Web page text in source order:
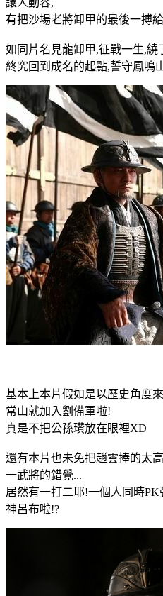
有把沙場老將卸甲的最後一搏
如同片名見龍卸甲,征戰一生,繞
終究回到成名的起點,誓守鳳鳴
基本上本片假如是以歷史角度
常山就加入劉備軍啦!
真是不把公孫瓚放在眼裡XD
還有本片也未免把趙雲捧的太
一武將的錯覺...
居然有一打二耶!一個人同時
神呂布啦!?